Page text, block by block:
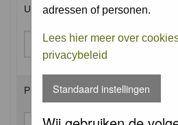
adressen of personen.
Lees hier meer over
privacybeleid
Standaard instellingen
Username:
Password: